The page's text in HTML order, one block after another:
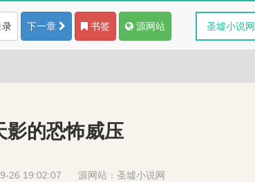
录 下一章 书签 源网站 圣墟小说网
影的恐怖威压
26 19:02:07 源网站： 圣墟小说网